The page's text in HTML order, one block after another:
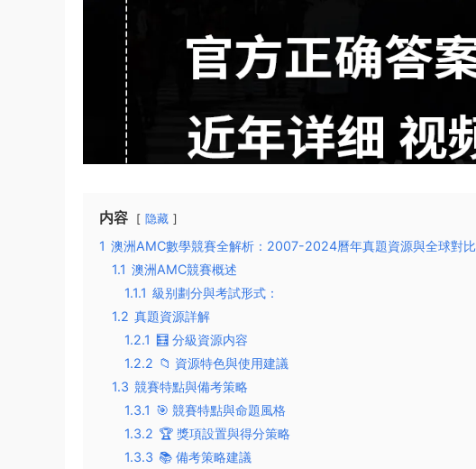
内容 隐藏
1 澳洲AMC數學競賽全解析：2007-2024曆年真題資源與全球對比
1.1 澳洲AMC競賽概述
1.1.1 級别劃分與考試形式：
1.2 真題資源詳解
1.2.1 🧮 分級資源内容
1.2.2 📁 資源特色與使用建議
1.3 競賽特點與備考策略
1.3.1 🎯 競賽特點與命題風格
1.3.2 🏆 獎項設置與得分策略
1.3.3 📚 備考策略建議